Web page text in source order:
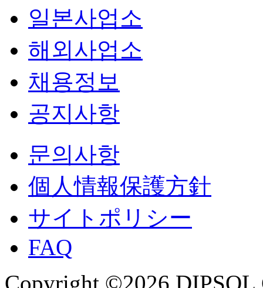
일본사업소
해외사업소
채용정보
공지사항
문의사항
個人情報保護方針
サイトポリシー
FAQ